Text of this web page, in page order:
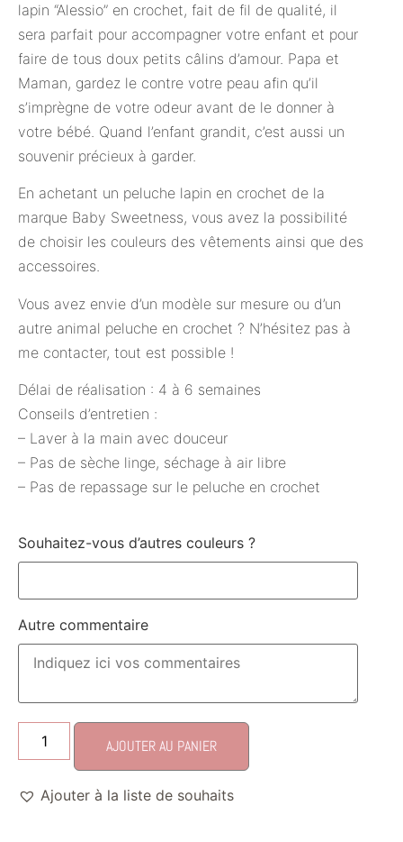
lapin “Alessio” en crochet, fait de fil de qualité, il
sera parfait pour accompagner votre enfant et pour
faire de tous doux petits câlins d’amour. Papa et
Maman, gardez le contre votre peau afin qu’il
s’imprègne de votre odeur avant de le donner à
votre bébé. Quand l’enfant grandit, c’est aussi un
souvenir précieux à garder.
En achetant un peluche lapin en crochet de la
marque Baby Sweetness, vous avez la possibilité
de choisir les couleurs des vêtements ainsi que des
accessoires.
Vous avez envie d’un modèle sur mesure ou d’un
autre animal peluche en crochet ? N’hésitez pas à
me contacter, tout est possible !
Délai de réalisation : 4 à 6 semaines
Conseils d’entretien :
– Laver à la main avec douceur
– Pas de sèche linge, séchage à air libre
– Pas de repassage sur le peluche en crochet
Souhaitez-vous d’autres couleurs ?
Autre commentaire
AJOUTER AU PANIER
Ajouter à la liste de souhaits